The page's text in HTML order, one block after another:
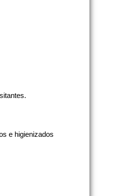
e higienizados